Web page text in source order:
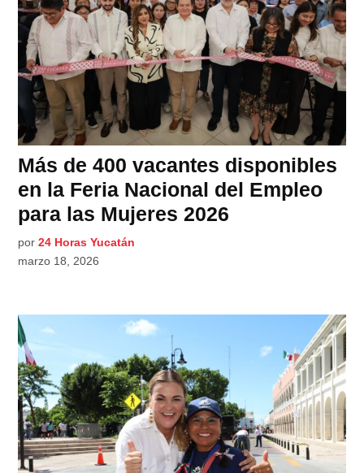
Más de 400 vacantes disponibles
en la Feria Nacional del Empleo
para las Mujeres 2026
por 24 Horas Yucatán
marzo 18, 2026